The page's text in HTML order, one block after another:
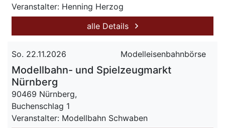
Veranstalter: Henning Herzog
alle Details
So. 22.11.2026 Modelleisenbahnbörse
Modellbahn- und Spielzeugmarkt
Nürnberg
90469 Nürnberg,
Buchenschlag 1
Veranstalter: Modellbahn Schwaben